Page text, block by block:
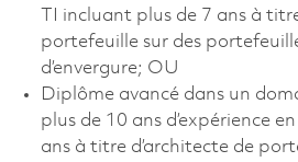
TI incluant plus de 7 ans à
portefeuille sur des
d’envergure; OU
Diplôme avancé dans un
plus de 10 ans d’expérience
ans à titre d’architecte de